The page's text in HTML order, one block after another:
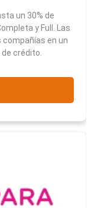
un 30% de
y Full. Las
en un
de crédito.